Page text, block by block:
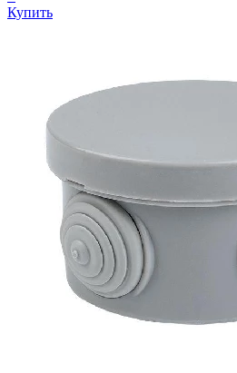
Купить